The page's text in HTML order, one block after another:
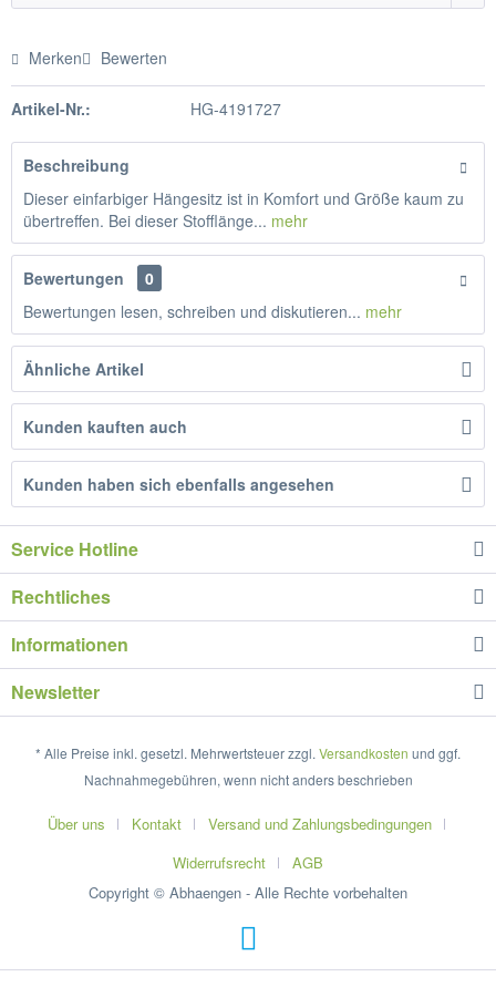
Merken Bewerten
Artikel-Nr.: HG-4191727
Beschreibung
Dieser einfarbiger Hängesitz ist in Komfort und Größe kaum zu
übertreffen. Bei dieser Stofflänge... mehr
Bewertungen
0
Bewertungen lesen, schreiben und diskutieren... mehr
Ähnliche Artikel
Kunden kauften auch
Kunden haben sich ebenfalls angesehen
Service Hotline
Rechtliches
Informationen
Newsletter
* Alle Preise inkl. gesetzl. Mehrwertsteuer zzgl. Versandkosten und ggf.
Nachnahmegebühren, wenn nicht anders beschrieben
Über uns Kontakt
Versand und Zahlungsbedingungen
Widerrufsrecht
AGB
Copyright © Abhaengen - Alle Rechte vorbehalten